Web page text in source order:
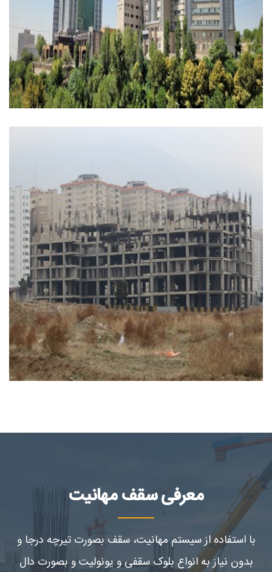
مجتمع تجاری و پارکینگ طبقاتی نوروز
تجاری
+
پروژه طبیعت – چیتگر
مسکونی
معرفی سقف مهانیت
با استفاده از سیستم مهانیت، سقف بصورت تیرچه درجا و
بدون نیاز به انواع بلوک سقفی و یونولیت و بصورت دال